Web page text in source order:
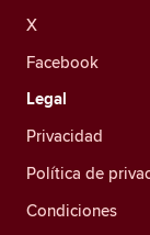
X
Facebook
Legal
Privacidad
Política de
Condiciones